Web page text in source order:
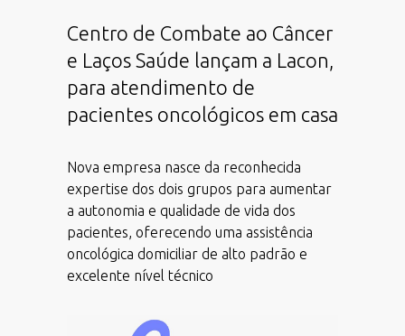
Centro de Combate ao Câncer
e Laços Saúde lançam a Lacon,
para atendimento de
pacientes oncológicos em casa
Nova empresa nasce da reconhecida
expertise dos dois grupos para aumentar
a autonomia e qualidade de vida dos
pacientes, oferecendo uma assistência
oncológica domiciliar de alto padrão e
excelente nível técnico